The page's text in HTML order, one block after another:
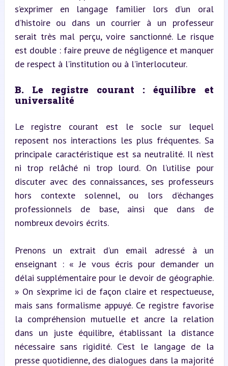
s’exprimer en langage familier lors d’un oral
d’histoire ou dans un courrier à un professeur
serait très mal perçu, voire sanctionné. Le risque
est double : faire preuve de négligence et manquer
de respect à l’institution ou à l’interlocuteur.
B. Le registre courant : équilibre et
universalité
Le registre courant est le socle sur lequel
reposent nos interactions les plus fréquentes. Sa
principale caractéristique est sa neutralité. Il n’est
ni trop relâché ni trop lourd. On l’utilise pour
discuter avec des connaissances, ses professeurs
hors contexte solennel, ou lors d’échanges
professionnels de base, ainsi que dans de
nombreux devoirs écrits.
Prenons un extrait d’un email adressé à un
enseignant : « Je vous écris pour demander un
délai supplémentaire pour le devoir de géographie.
» On s’exprime ici de façon claire et respectueuse,
mais sans formalisme appuyé. Ce registre favorise
la compréhension mutuelle et ancre la relation
dans un juste équilibre, établissant la distance
nécessaire sans rigidité. C’est le langage de la
presse quotidienne, des dialogues dans la majorité